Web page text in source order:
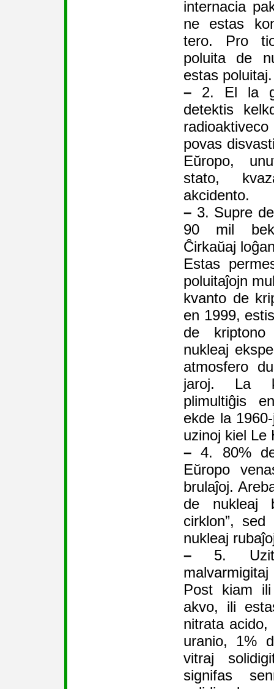
internacia
ne estas
tero. Pro
poluita de
estas poluitaj.
– 2. El la
detektis
povas
Eŭropo,
stato,
akcidento.
– 3. Supre
90 mil
Ĉirkaŭaj
Estas
poluitaĵojn
kvanto de
en 1999,
de
nukleaj
atmosfero
jaroj. La
plimultiĝis
ekde la
uzinoj kiel Le
– 4. 80%
Eŭropo
brulaĵoj.
de nukleaj
cirklon”,
nukleaj
– 5.
Post kiam
akvo, ili
nitrata
uranio, 1%
vitraj
signifas